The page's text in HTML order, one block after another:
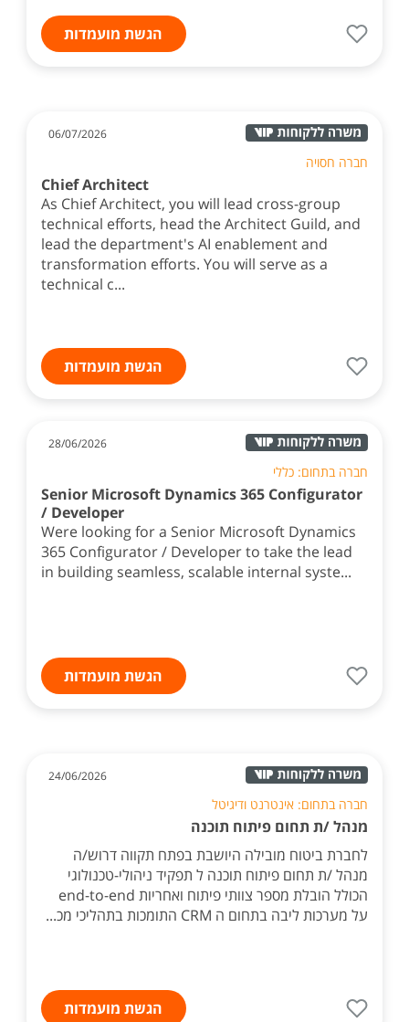
הגשת מועמדות
06/07/2026
חברה חסויה
Chief Architect
As Chief Architect, you will lead cross-group
technical efforts, head the Architect Guild, and
lead the department's AI enablement and
transformation efforts. You will serve as a
technical c...
הגשת מועמדות
28/06/2026
חברה בתחום: כללי
Senior Microsoft Dynamics 365 Configurator
/ Developer
Were looking for a Senior Microsoft Dynamics
365 Configurator / Developer to take the lead
in building seamless, scalable internal syste...
הגשת מועמדות
24/06/2026
חברה בתחום: אינטרנט ודיגיטל
מנהל /ת תחום פיתוח תוכנה
לחברת ביטוח מובילה היושבת בפתח תקווה דרוש/ה
מנהל /ת תחום פיתוח תוכנה ל תפקיד ניהולי-טכנולוגי
הכולל הובלת מספר צוותי פיתוח ואחריות end-to-end
על מערכות ליבה בתחום ה CRM התומכות בתהליכי מכ...
הגשת מועמדות